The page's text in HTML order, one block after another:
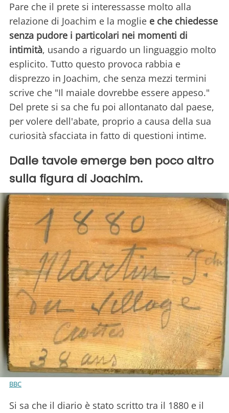
Pare che il prete si interessasse molto alla
relazione di Joachim e la moglie e che chiedesse
senza pudore i particolari nei momenti di
intimità, usando a riguardo un linguaggio molto
esplicito. Tutto questo provoca rabbia e
disprezzo in Joachim, che senza mezzi termini
scrive che "Il maiale dovrebbe essere appeso."
Del prete si sa che fu poi allontanato dal paese,
per volere dell'abate, proprio a causa della sua
curiosità sfacciata in fatto di questioni intime.
Dalle tavole emerge ben poco altro
sulla figura di Joachim.
BBC
Si sa che il diario è stato scritto tra il 1880 e il